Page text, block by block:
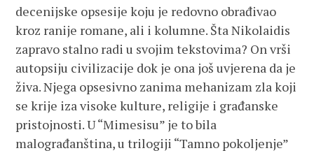
decenijske opsesije koju je redovno obrađivao
kroz ranije romane, ali i kolumne. Šta Nikolaidis
zapravo stalno radi u svojim tekstovima? On vrši
autopsiju civilizacije dok je ona još uvjerena da je
živa. Njega opsesivno zanima mehanizam zla koji
se krije iza visoke kulture, religije i građanske
pristojnosti. U “Mimesisu” je to bila
malograđanština, u trilogiji “Tamno pokoljenje”